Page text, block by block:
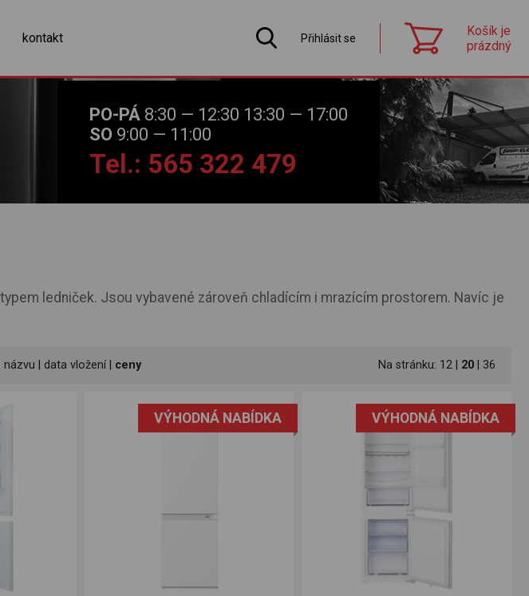
kontakt Přihlásit se
Košík je
prázdný
košíku
PO-PÁ 8:30 — 12:30 13:30 — 17:00
SO 9:00 — 11:00
Tel.: 565 322 479
ledniček. Jsou vybavené zároveň chladícím i mrazícím prostorem. Navíc je
názvu data vložení| ceny Na stránku: 12 20 36
VÝHODNÁ NABÍDKA VÝHODNÁ NABÍDKA